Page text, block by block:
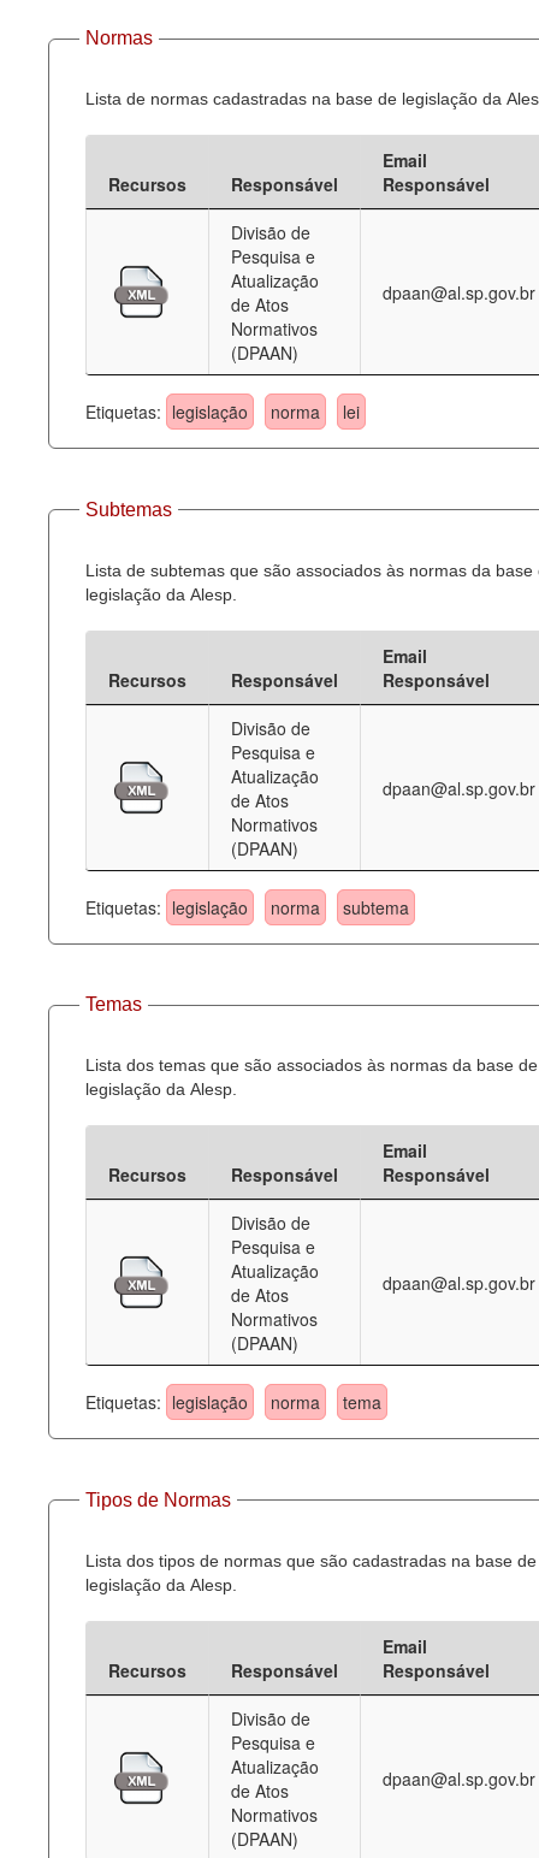
Normas
Lista de normas cadastradas na base de legislação da
Recursos Responsável
Email
Responsável
Divisão de
Pesquisa e
Atualização
de Atos
Normativos
(DPAAN)
dpaan@al.sp.gov.br
Etiquetas: legislação norma lei
Subtemas
Lista de subtemas que são associados às normas da base
legislação da Alesp.
Recursos Responsável
Email
Responsável
Divisão de
Pesquisa e
Atualização
de Atos
Normativos
(DPAAN)
dpaan@al.sp.gov.br
Etiquetas: legislação norma subtema
Temas
Lista dos temas que são associados às normas da base de
legislação da Alesp.
Recursos Responsável
Email
Responsável
Divisão de
Pesquisa e
Atualização
de Atos
Normativos
(DPAAN)
dpaan@al.sp.gov.br
Etiquetas: legislação norma tema
Tipos de Normas
Lista dos tipos de normas que são cadastradas na base de
legislação da Alesp.
Recursos Responsável
Email
Responsável
Divisão de
Pesquisa e
Atualização
de Atos
Normativos
(DPAAN)
dpaan@al.sp.gov.br